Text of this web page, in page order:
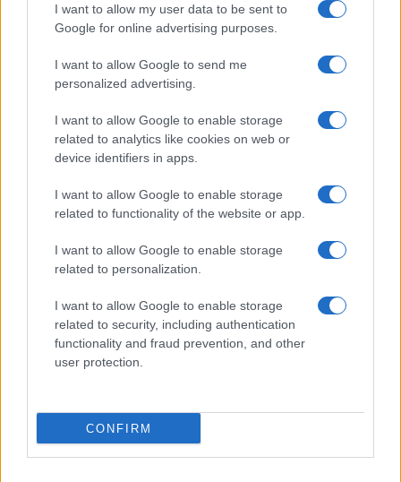
I want to allow my user data to be sent to
Google for online advertising purposes.
I want to allow Google to send me
personalized advertising.
I want to allow Google to enable storage
related to analytics like cookies on web or
device identifiers in apps.
I want to allow Google to enable storage
related to functionality of the website or app.
I want to allow Google to enable storage
related to personalization.
I want to allow Google to enable storage
related to security, including authentication
functionality and fraud prevention, and other
user protection.
CONFIRM
nascosto, beh, allora ovviamente può accadere di
tutto. Lei ha detto “ho vinto perché non mi hanno
visto arrivare”. Certo, vero, ma se nessuno l’ha
vista arrivare, dico io, un motivo ci sarà pure.
#ALESSANDRO SALLUSTI
Leggi i commenti
SEDUTE SATIRICHE